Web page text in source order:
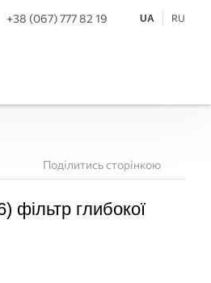
+38 (067) 777 82 19 UA RU
Поділитись сторінкою
фільтр глибокої